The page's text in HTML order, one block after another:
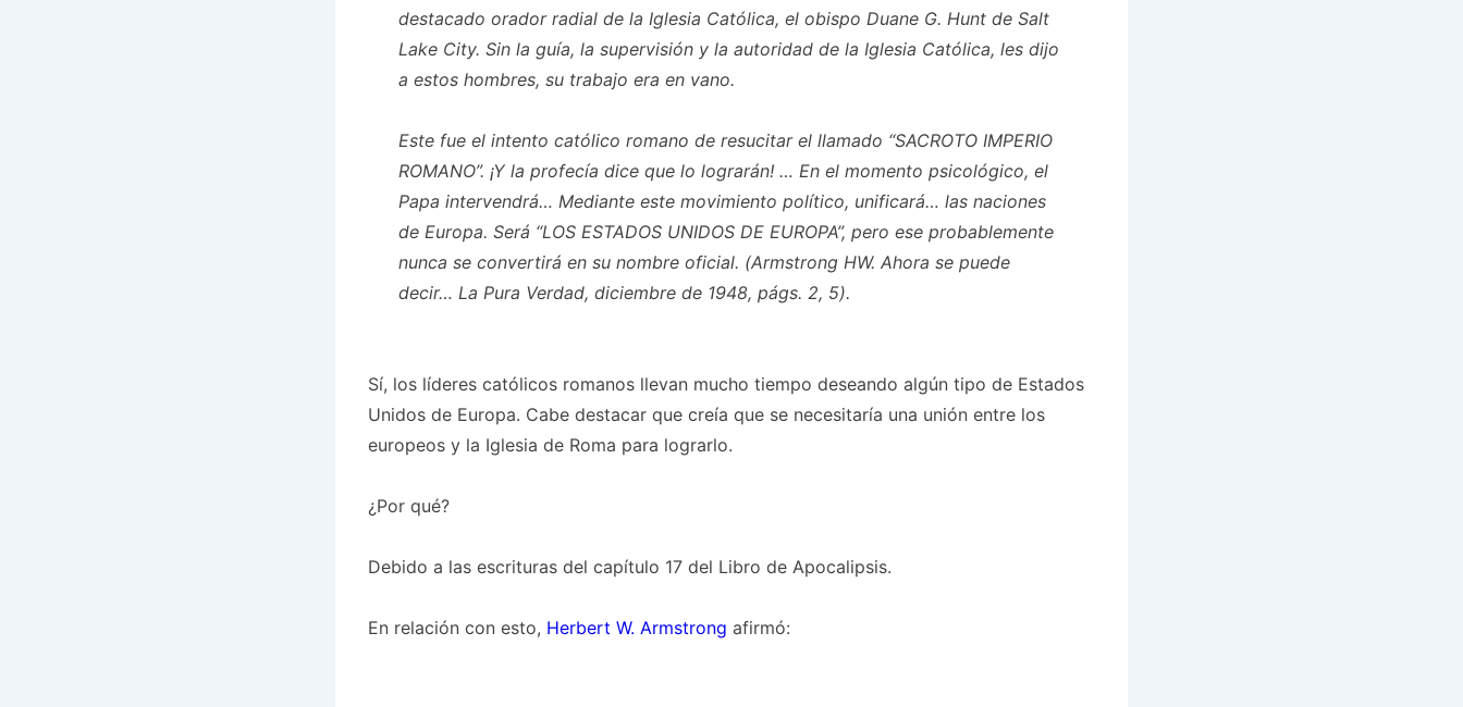
destacado orador radial de la Iglesia Católica, el obispo Duane G. Hunt de Salt
Lake City. Sin la guía, la supervisión y la autoridad de la Iglesia Católica, les dijo
a estos hombres, su trabajo era en vano.
Este fue el intento católico romano de resucitar el llamado “SACROTO IMPERIO
ROMANO”. ¡Y la profecía dice que lo lograrán! … En el momento psicológico, el
Papa intervendrá… Mediante este movimiento político, unificará… las naciones
de Europa. Será “LOS ESTADOS UNIDOS DE EUROPA”, pero ese probablemente
nunca se convertirá en su nombre oficial. (Armstrong HW. Ahora se puede
decir… La Pura Verdad, diciembre de 1948, págs. 2, 5).
Sí, los líderes católicos romanos llevan mucho tiempo deseando algún tipo de Estados
Unidos de Europa. Cabe destacar que creía que se necesitaría una unión entre los
europeos y la Iglesia de Roma para lograrlo.
¿Por qué?
Debido a las escrituras del capítulo 17 del Libro de Apocalipsis.
En relación con esto, Herbert W. Armstrong afirmó: